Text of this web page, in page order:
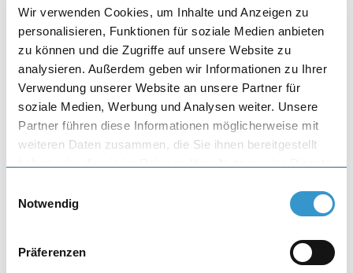
Wir verwenden Cookies, um Inhalte und Anzeigen zu
personalisieren, Funktionen für soziale Medien anbieten
zu können und die Zugriffe auf unsere Website zu
analysieren. Außerdem geben wir Informationen zu Ihrer
Verwendung unserer Website an unsere Partner für
soziale Medien, Werbung und Analysen weiter. Unsere
Partner führen diese Informationen möglicherweise mit
weiteren Daten zusammen, die Sie ihnen bereitgestellt
Notwendig
Präferenzen
Zusammengefasst sind dies:
Wundheilungsstörungen
Infektionen
Gefässverletzungen, Nachblutung,
Bluterguss
Verletzung von anderen Nerven
Thrombose, Lungenembolie
CRPS (Complex Regional Pain Syndrom)